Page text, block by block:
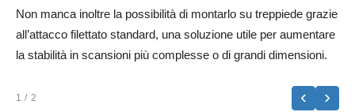
Non manca inoltre la possibilità di montarlo su treppiede grazie
all’attacco filettato standard, una soluzione utile per aumentare
la stabilità in scansioni più complesse o di grandi dimensioni.
1 / 2 ‹ ›